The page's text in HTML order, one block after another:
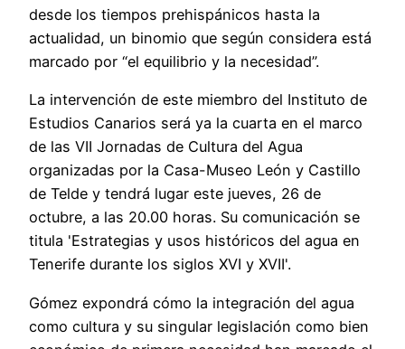
desde los tiempos prehispánicos hasta la
actualidad, un binomio que según considera está
marcado por “el equilibrio y la necesidad”.
La intervención de este miembro del Instituto de
Estudios Canarios será ya la cuarta en el marco
de las VII Jornadas de Cultura del Agua
organizadas por la Casa-Museo León y Castillo
de Telde y tendrá lugar este jueves, 26 de
octubre, a las 20.00 horas. Su comunicación se
titula 'Estrategias y usos históricos del agua en
Tenerife durante los siglos XVI y XVII'.
Gómez expondrá cómo la integración del agua
como cultura y su singular legislación como bien